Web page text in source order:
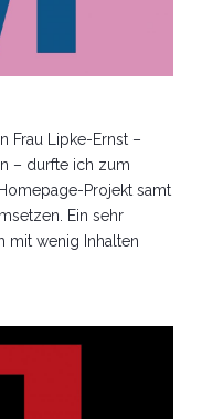
Frau Lipke-Ernst –
– durfte ich zum
Projekt samt
Ein sehr
mit wenig Inhalten